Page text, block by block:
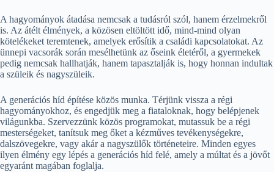
A hagyományok átadása nemcsak a tudásról szól, hanem érzelmekről
is. Az átélt élmények, a közösen eltöltött idő, mind-mind olyan
kötelékeket teremtenek, amelyek erősítik a családi kapcsolatokat. Az
ünnepi vacsorák során mesélhetünk az őseink életéről, a gyermekek
pedig nemcsak hallhatják, hanem tapasztalják is, hogy honnan indultak
a szüleik és nagyszüleik.
A generációs híd építése közös munka. Térjünk vissza a régi
hagyományokhoz, és engedjük meg a fiataloknak, hogy belépjenek
világunkba. Szervezzünk közös programokat, mutassuk be a régi
mesterségeket, tanítsuk meg őket a kézműves tevékenységekre,
dalszövegekre, vagy akár a nagyszülők történeteire. Minden egyes
ilyen élmény egy lépés a generációs híd felé, amely a múltat és a jövőt
egyaránt magában foglalja.